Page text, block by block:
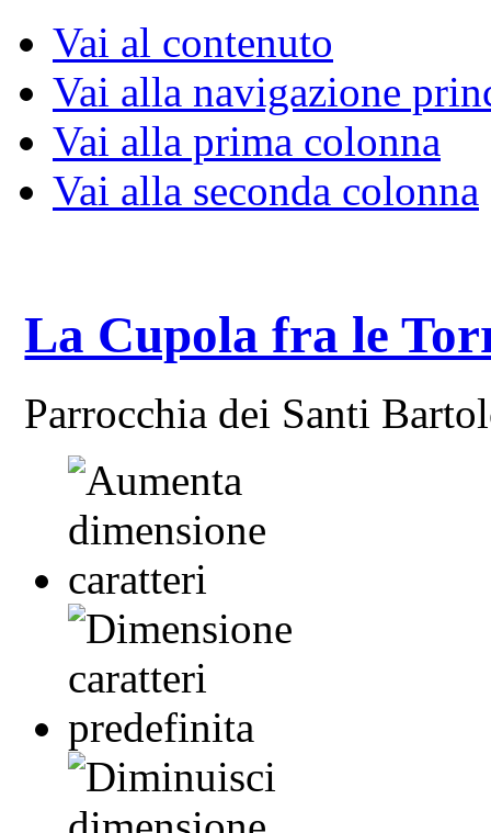
Vai al contenuto
Vai alla navigazione
Vai alla prima colonna
Vai alla seconda colonna
La Cupola fra le
Parrocchia dei Santi